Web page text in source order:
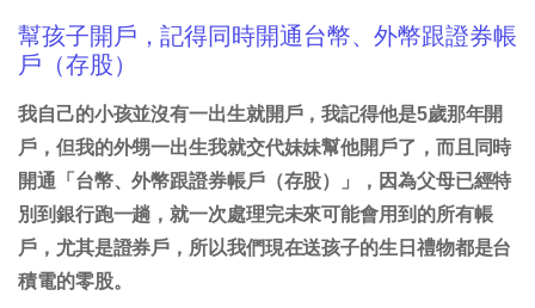
幫孩子開戶，記得同時開通台幣、外幣跟證券帳
戶（存股）
我自己的小孩並沒有一出生就開戶，我記得他是5歲那年開
戶，但我的外甥一出生我就交代妹妹幫他開戶了，而且同時
開通「台幣、外幣跟證券帳戶（存股）」，因為父母已經特
別到銀行跑一趟，就一次處理完未來可能會用到的所有帳
戶，尤其是證券戶，所以我們現在送孩子的生日禮物都是台
積電的零股。